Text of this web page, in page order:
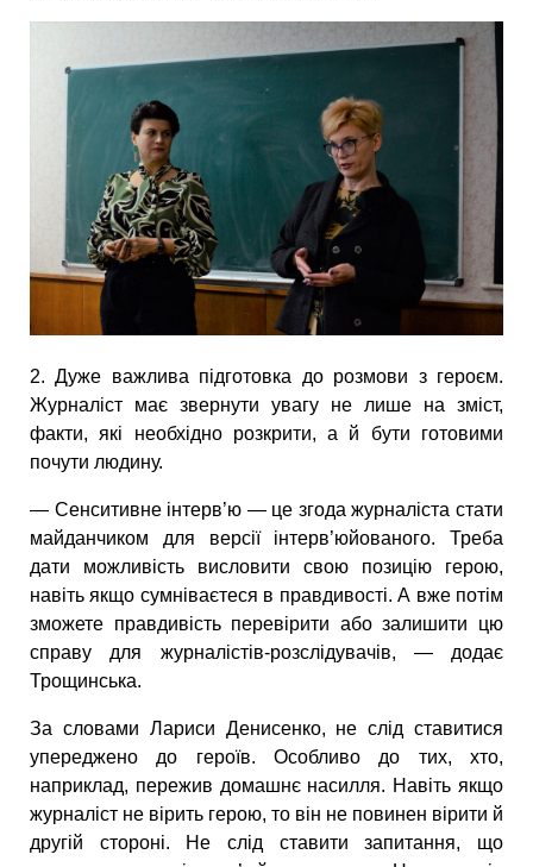
2. Дуже важлива підготовка до розмови з героєм.
Журналіст має звернути увагу не лише на зміст,
факти, які необхідно розкрити, а й бути готовими
почути людину.
— Сенситивне інтерв’ю — це згода журналіста стати
майданчиком для версії інтерв’юйованого. Треба
дати можливість висловити свою позицію герою,
навіть якщо сумніваєтеся в правдивості. А вже потім
зможете правдивість перевірити або залишити цю
справу для журналістів-розслідувачів, — додає
Трощинська.
За словами Лариси Денисенко, не слід ставитися
упереджено до героїв. Особливо до тих, хто,
наприклад, пережив домашнє насилля. Навіть якщо
журналіст не вірить герою, то він не повинен вірити й
другій стороні. Не слід ставити запитання, що